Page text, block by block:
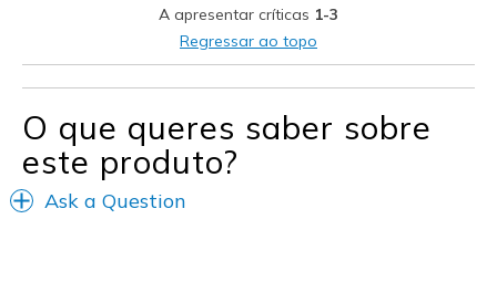
A apresentar críticas 1-3
Regressar ao topo
O que queres saber sobre
este produto?
Ask a Question